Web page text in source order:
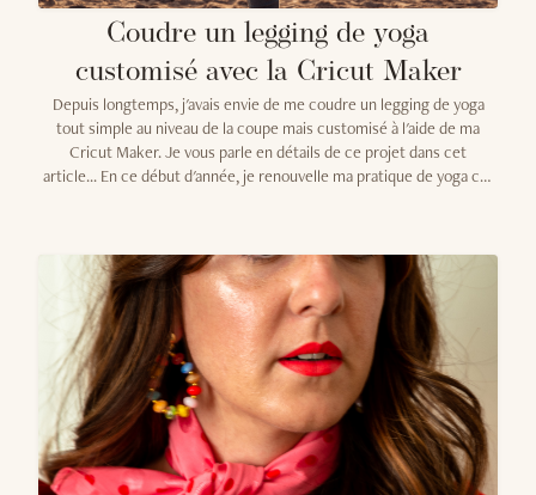
Coudre un legging de yoga
customisé avec la Cricut Maker
Depuis longtemps, j'avais envie de me coudre un legging de yoga
tout simple au niveau de la coupe mais customisé à l'aide de ma
Cricut Maker. Je vous parle en détails de ce projet dans cet
article... En ce début d'année, je renouvelle ma pratique de yoga car
studio comme je l'aurais aimé. Alors en 2022 je me suis dis qu'il
serait temps de m'octroyer une routine de yoga plus assidue
maintenant que je travaille pour mon compte !